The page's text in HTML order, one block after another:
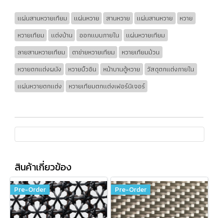
แผ่นสานหวายเทียม แผ่นหวาย สานหวาย แผ่นสานหวาย
หวาย
หวายเทียม
แต่งบ้าน ออกแบบภายใน
แผ่นหวายเทียม
ลายสานหวายเทียม
ตาข่ายหวายเทียม
หวายเทียมม้วน
หวายตกแต่งผนัง
หวายบิ้วอิน หน้าบานตู้หวาย
วัสดุตกแต่งภายใน
แผ่นหวายตกแต่ง
หวายเทียมตกแต่งเฟอร์นิเจอร์
สินค้าเกี่ยวข้อง
Pre-Order Pre-Order